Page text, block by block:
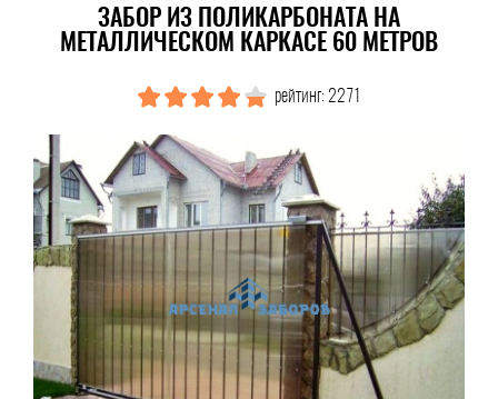
ЗАБОР ИЗ ПОЛИКАРБОНАТА НА
МЕТАЛЛИЧЕСКОМ КАРКАСЕ 60 МЕТРОВ
рейтинг: 2271